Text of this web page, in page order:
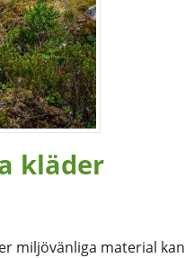
kläder
miljövänliga material kan